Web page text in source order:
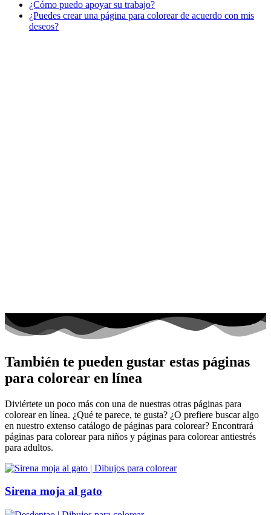
Libros para colorear para niños
Nezaradené
¿Cómo puedo apoyar su trabajo?
¿Puedes crear una página para colorear de acuerdo con mis
deseos?
También te pueden gustar estas páginas
para colorear en línea
Diviértete un poco más con una de nuestras otras páginas para
colorear en línea. ¿Qué te parece, te gusta? ¿O prefiere buscar algo
en nuestro extenso catálogo de páginas para colorear? Encontrará
páginas para colorear para niños y páginas para colorear antiestrés
para adultos.
Sirena moja al gato